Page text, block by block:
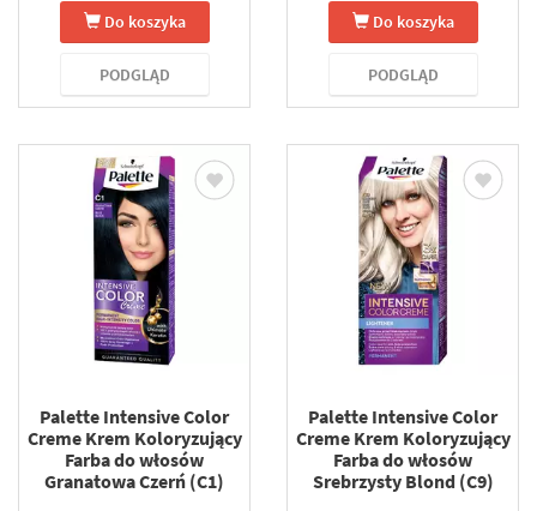
Do koszyka
PODGLĄD
Do koszyka
PODGLĄD
Palette Intensive Color
Creme Krem Koloryzujący
Farba do włosów
Granatowa Czerń (C1)
Palette Intensive Color
Creme Krem Koloryzujący
Farba do włosów
Srebrzysty Blond (C9)